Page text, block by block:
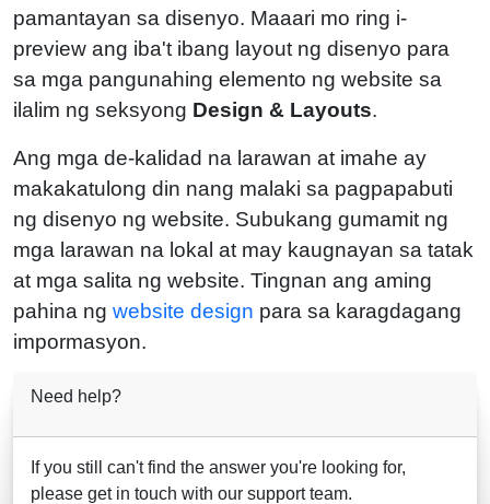
pamantayan sa disenyo. Maaari mo ring i-
preview ang iba't ibang layout ng disenyo para
sa mga pangunahing elemento ng website sa
ilalim ng seksyong Design & Layouts.
Ang mga de-kalidad na larawan at imahe ay
makakatulong din nang malaki sa pagpapabuti
ng disenyo ng website. Subukang gumamit ng
mga larawan na lokal at may kaugnayan sa tatak
at mga salita ng website. Tingnan ang aming
pahina ng website design para sa karagdagang
impormasyon.
Need help?
If you still can't find the answer you're looking for,
please get in touch with our support team.